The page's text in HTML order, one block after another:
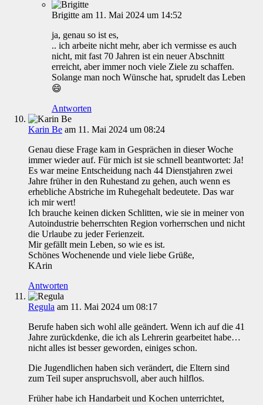
Brigitte am 11. Mai 2024 um 14:52
ja, genau so ist es,
.. ich arbeite nicht mehr, aber ich vermisse es auch
nicht, mit fast 70 Jahren ist ein neuer Abschnitt
erreicht, aber immer noch viele Ziele zu schaffen.
Solange man noch Wünsche hat, sprudelt das Leben
😄
Antworten
Karin Be am 11. Mai 2024 um 08:24
Genau diese Frage kam in Gesprächen in dieser Woche
immer wieder auf. Für mich ist sie schnell beantwortet: Ja!
Es war meine Entscheidung nach 44 Dienstjahren zwei
Jahre früher in den Ruhestand zu gehen, auch wenn es
erhebliche Abstriche im Ruhegehalt bedeutete. Das war
ich mir wert!
Ich brauche keinen dicken Schlitten, wie sie in meiner von
Autoindustrie beherrschten Region vorherrschen und nicht
die Urlaube zu jeder Ferienzeit.
Mir gefällt mein Leben, so wie es ist.
Schönes Wochenende und viele liebe Grüße,
KArin
Antworten
Regula am 11. Mai 2024 um 08:17
Berufe haben sich wohl alle geändert. Wenn ich auf die 41
Jahre zurückdenke, die ich als Lehrerin gearbeitet habe…
nicht alles ist besser geworden, einiges schon.
Die Jugendlichen haben sich verändert, die Eltern sind
zum Teil super anspruchsvoll, aber auch hilflos.
Früher habe ich Handarbeit und Kochen unterrichtet,